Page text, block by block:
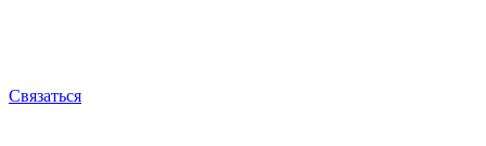
Связаться